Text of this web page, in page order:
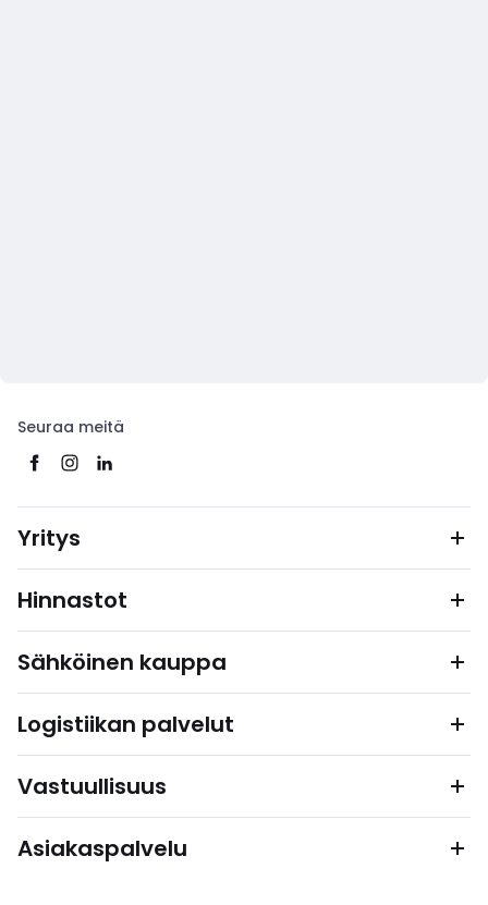
Seuraa meitä
Yritys
Hinnastot
Sähköinen kauppa
Logistiikan palvelut
Vastuullisuus
Asiakaspalvelu